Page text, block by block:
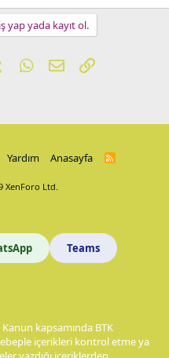
yap yada kayıt ol.
TumblrWhatsApp
E-postaLink
Yardım Anasayfa
R
XenForo Ltd.
Teams
Kanun kapsamında BTK
sebeple içerikleri kontrol etme ya